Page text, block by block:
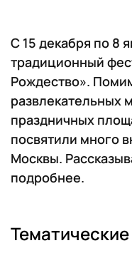
С 15 декабря по 8
традиционный
Рождество».
развлекательных
праздничных
посвятили много
Москвы.
подробнее.